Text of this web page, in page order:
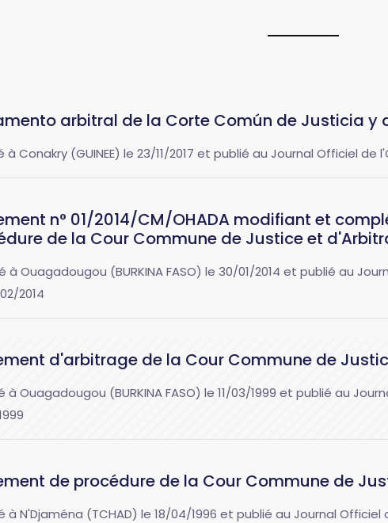
arbitral de la Corte Común de Justicia y
Conakry (GUINEE) le 23/11/2017 et publié au Journal Officiel de
n° 01/2014/CM/OHADA modifiant et
de la Cour Commune de Justice et
à Ouagadougou (BURKINA FASO) le 30/01/2014 et publié au
2014
d'arbitrage de la Cour Commune de
à Ouagadougou (BURKINA FASO) le 11/03/1999 et publié au
de procédure de la Cour Commune de
à N'Djaména (TCHAD) le 18/04/1996 et publié au Journal Officiel